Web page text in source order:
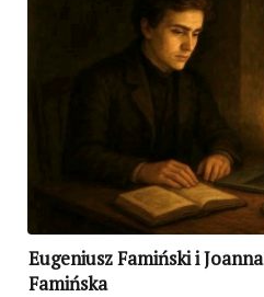
Eugeniusz Famiński i
Famińska